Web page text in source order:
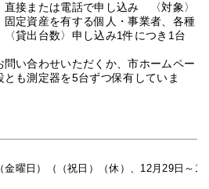
直接または電話で申し込み 〈対象〉
定資産を有する個人・事業者、各種
貸出台数〉申し込み1件につき1台
い合わせいただくか、市ホームペー
も測定器を5台ずつ保有していま
金曜日）（（祝日）（休）、12月29日～1